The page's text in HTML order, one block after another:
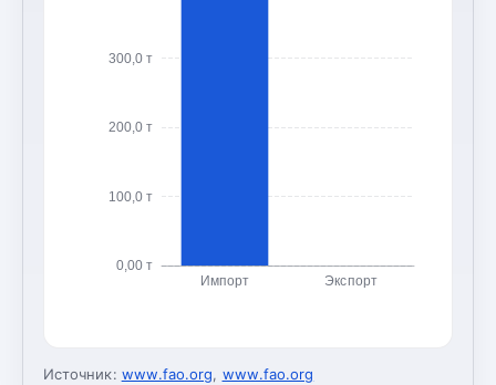
0,00 т
100,0 т
200,0 т
300,0 т
Импорт Экспорт
Источник: www.fao.org, www.fao.org